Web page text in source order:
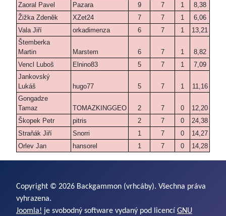
Zaoral Pavel
Pazara 9 7 1
8,38
Žižka Zdeněk
XZet24 7 7 1
6,06
Vala Jiří
orkadimenza 6 7 1
13,21
Štemberka
Martin
Marstem 6 7 1
8,82
Vencl Luboš
Elnino83 5 7 1
7,09
Jankovský
Lukáš
hugo77 5 7 1
11,16
Gongadze
Tamaz
TOMAZKINGGEO 2 7 0
12,20
Škopek Petr
pitris 2 7 0
24,38
Straňák Jiří
Snorri 1 7 0
14,27
Orlev Jan
hansorel 1 7 0 14,28
Copyright © 2026 Backgammon (vrhcáby). Všechna práva
vyhrazena.
Joomla! je svobodný software vydaný pod licencí GNU